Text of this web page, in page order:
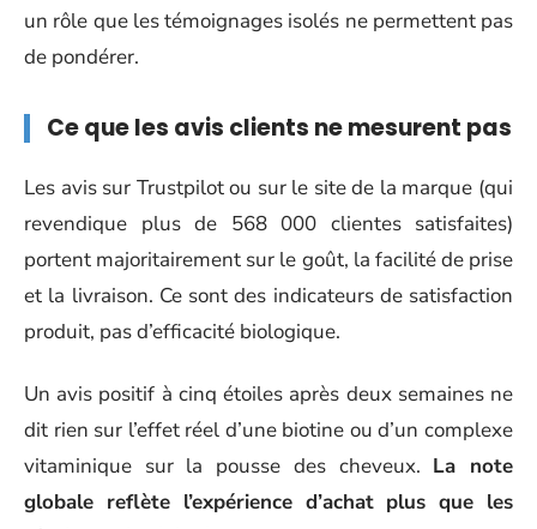
un rôle que les témoignages isolés ne permettent pas
de pondérer.
Ce que les avis clients ne mesurent pas
Les avis sur Trustpilot ou sur le site de la marque (qui
revendique plus de 568 000 clientes satisfaites)
portent majoritairement sur le goût, la facilité de prise
et la livraison. Ce sont des indicateurs de satisfaction
produit, pas d’efficacité biologique.
Un avis positif à cinq étoiles après deux semaines ne
dit rien sur l’effet réel d’une biotine ou d’un complexe
vitaminique sur la pousse des cheveux. La note
globale reflète l’expérience d’achat plus que les